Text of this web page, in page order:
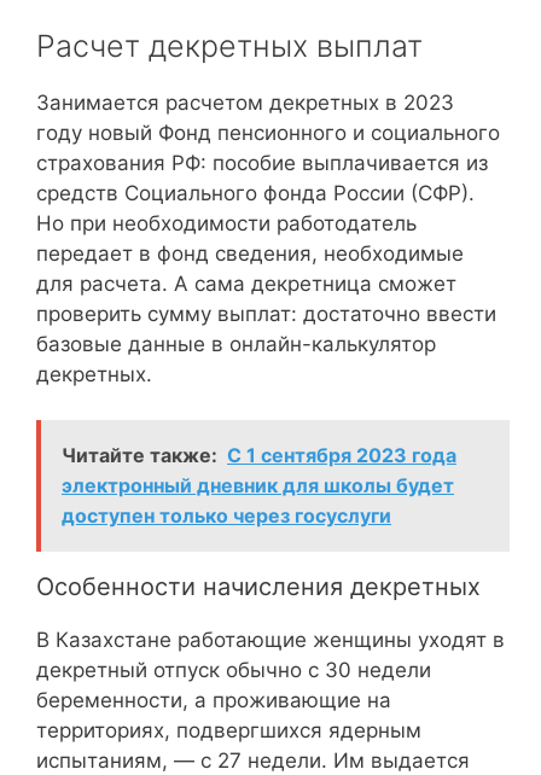
Расчет декретных выплат
Занимается расчетом декретных в 2023
году новый Фонд пенсионного и социального
страхования РФ: пособие выплачивается из
средств Социального фонда России (СФР).
Но при необходимости работодатель
передает в фонд сведения, необходимые
для расчета. А сама декретница сможет
проверить сумму выплат: достаточно ввести
базовые данные в онлайн-калькулятор
декретных.
Читайте также: С 1 сентября 2023 года
электронный дневник для школы будет
доступен только через госуслуги
Особенности начисления декретных
В Казахстане работающие женщины уходят в
декретный отпуск обычно с 30 недели
беременности, а проживающие на
территориях, подвергшихся ядерным
испытаниям, — с 27 недели. Им выдается